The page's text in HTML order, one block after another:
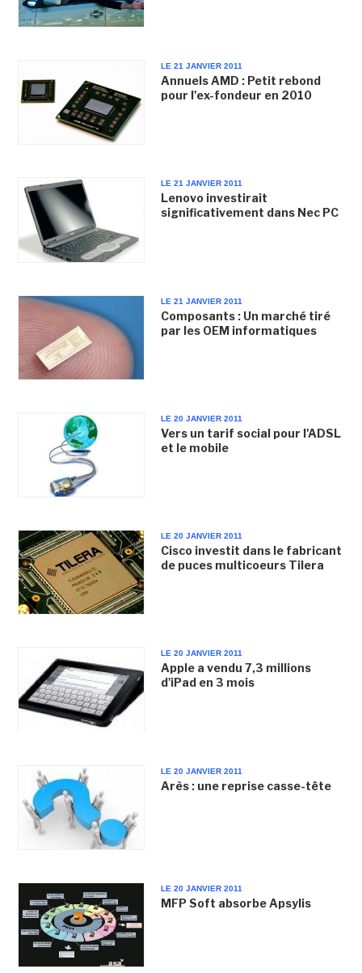
LE 21 JANVIER 2011
Annuels AMD : Petit rebond
pour l'ex-fondeur en 2010
LE 21 JANVIER 2011
Lenovo investirait
significativement dans Nec PC
LE 21 JANVIER 2011
Composants : Un marché tiré
par les OEM informatiques
LE 20 JANVIER 2011
Vers un tarif social pour l'ADSL
et le mobile
LE 20 JANVIER 2011
Cisco investit dans le fabricant
de puces multicoeurs Tilera
LE 20 JANVIER 2011
Apple a vendu 7,3 millions
d'iPad en 3 mois
LE 20 JANVIER 2011
Arès : une reprise casse-tête
LE 20 JANVIER 2011
MFP Soft absorbe Apsylis